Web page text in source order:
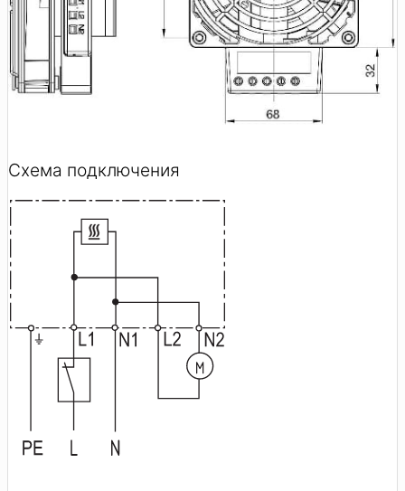
Схема подключения